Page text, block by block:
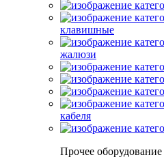
клавишные
жалюзи
кабеля
Прочее оборудование